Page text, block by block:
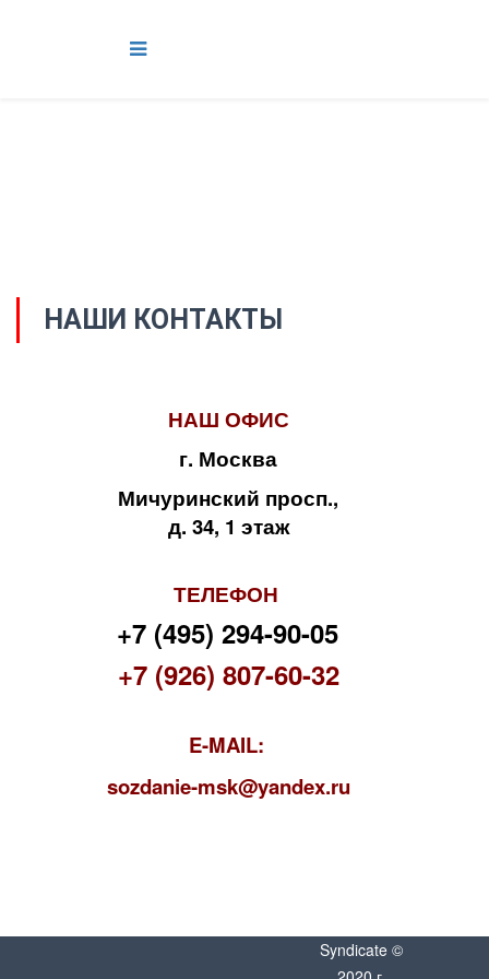
НАШИ КОНТАКТЫ
НАШ ОФИС
г. Москва
Мичуринский просп.,
д. 34, 1 этаж
ТЕЛЕФОН
+7 (495) 294-90-05
+7 (926) 807-60-32
E-MAIL:
sozdanie-msk@yandex.ru
Syndicate ©